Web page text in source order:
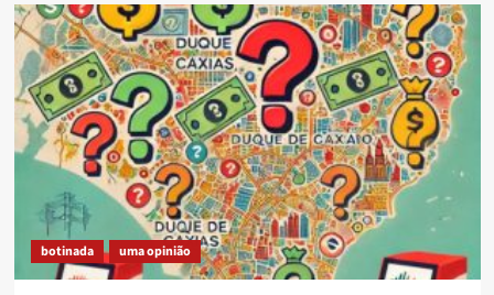
botinada uma opinião